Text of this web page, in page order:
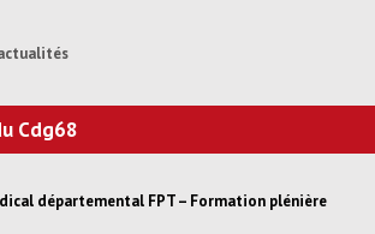
Cdg68
départemental FPT – Formation plénière